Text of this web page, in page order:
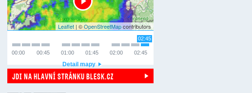
Leaflet | ©OpenStreetMapcontributors
02:45
02:45
02:00
01:45
01:00
00:45
00:00
Detail mapy
JDI NA HLAVNÍ STRÁNKU BLESK.CZ